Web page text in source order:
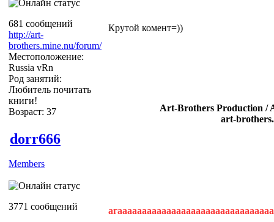
681 сообщений
http://art-
brothers.mine.nu/forum/
Местоположение:
Russia vRn
Род занятий:
Любитель почитать
книги!
Возраст: 37
Крутой комент=))
Art-Brothers Production /
art-
dorr666
Members
3771 сообщений